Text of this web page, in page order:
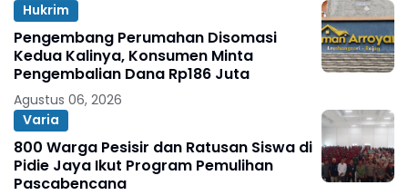
Hukrim
Pengembang Perumahan Disomasi
Kedua Kalinya, Konsumen Minta
Pengembalian Dana Rp186 Juta
Agustus 06, 2026
Varia
800 Warga Pesisir dan Ratusan Siswa di
Pidie Jaya Ikut Program Pemulihan
Pascabencana